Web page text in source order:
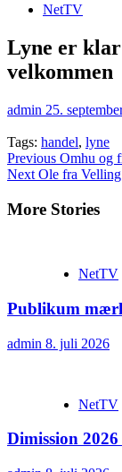
NetTV
Lyne er
velkommen
admin 25.
Tags: handel, lyne
Continue
Reading
Previous Omhu og
Next Ole fra
More Stories
NetTV
Publikum
admin 8. juli 2026
NetTV
Dimission